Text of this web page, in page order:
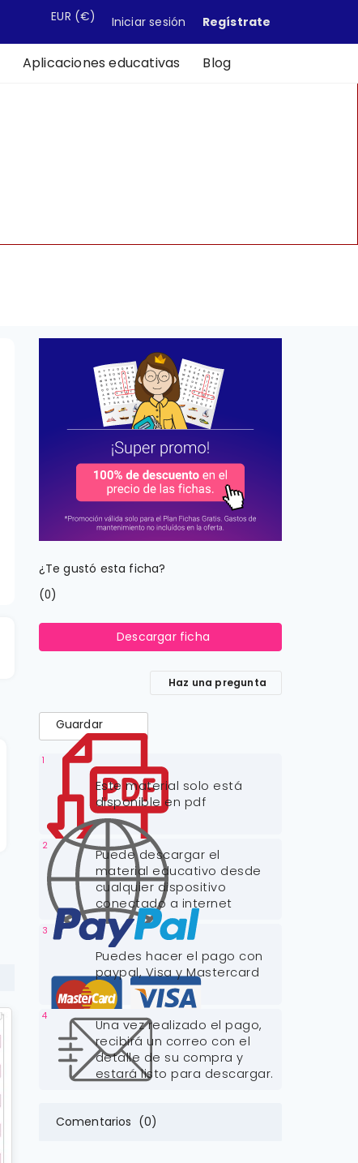
EUR (€) Iniciar sesión Regístrate
Aplicaciones educativas Blog
¿Te gustó esta ficha?
(0)
Descargar ficha
Haz una pregunta
Guardar
1
Este material solo está
disponible en pdf
2
Puede descargar el
material educativo desde
cualquier dispositivo
conectado a internet
3
Puedes hacer el pago con
paypal, Visa y Mastercard
4
Una vez realizado el pago,
recibirá un correo con el
detalle de su compra y
estará listo para descargar.
Comentarios (0)